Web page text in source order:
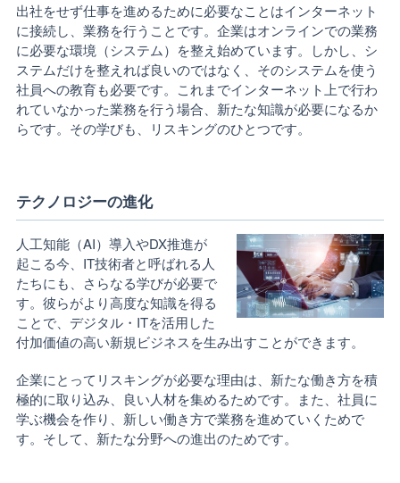
出社をせず仕事を進めるために必要なことはインターネット
に接続し、業務を行うことです。企業はオンラインでの業務
に必要な環境（システム）を整え始めています。しかし、シ
ステムだけを整えれば良いのではなく、そのシステムを使う
社員への教育も必要です。これまでインターネット上で行わ
れていなかった業務を行う場合、新たな知識が必要になるか
らです。その学びも、リスキングのひとつです。
テクノロジーの進化
人工知能（AI）導入やDX推進が
起こる今、IT技術者と呼ばれる人
たちにも、さらなる学びが必要で
す。彼らがより高度な知識を得る
ことで、デジタル・ITを活用した
付加価値の高い新規ビジネスを生み出すことができます。
企業にとってリスキングが必要な理由は、新たな働き方を積
極的に取り込み、良い人材を集めるためです。また、社員に
学ぶ機会を作り、新しい働き方で業務を進めていくためで
す。そして、新たな分野への進出のためです。